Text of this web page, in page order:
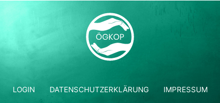
LOGIN DATENSCHUTZERKLÄRUNG
IMPRESSUM